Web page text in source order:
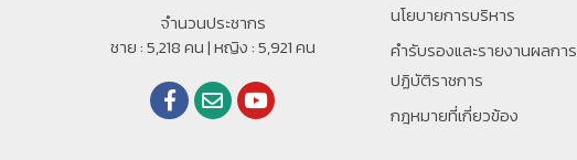
จำนวนประชากร
ชาย : 5,218 คน | หญิง : 5,921 คน
นโยบายการบริหาร
คำรับรองและรายงานผลการ
ปฏิบัติราชการ
กฎหมายที่เกี่ยวข้อง